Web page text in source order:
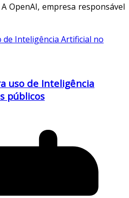
OpenAI, empresa responsável
uso de Inteligência
públicos